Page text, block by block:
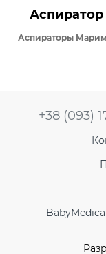
Аспираторы
+38 (093)